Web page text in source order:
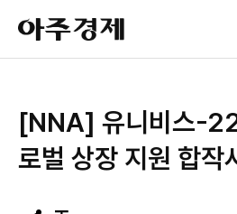
아
주
경
[NNA] 유니비스-
로벌 상장 지원 합작